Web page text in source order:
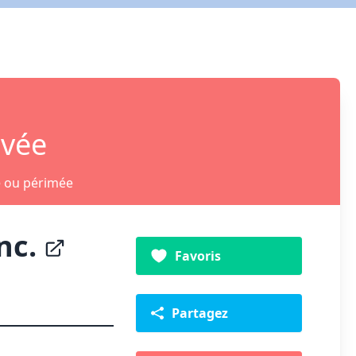
ou périmée
Favoris
Partagez